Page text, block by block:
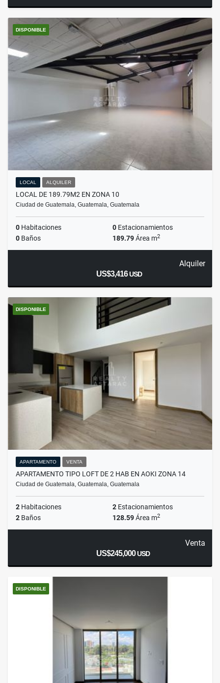
DISPONIBLE
LOCAL ALQUILER
LOCAL DE 189.79M2 EN ZONA 10
Ciudad de Guatemala, Guatemala, Guatemala
0 Habitaciones 0 Estacionamientos
0 Baños 189.79Área m2
Alquiler
US$3,416USD
DISPONIBLE
APARTAMENTO VENTA
APARTAMENTO TIPO LOFT DE 2 HAB EN AOKI ZONA 14
Ciudad de Guatemala, Guatemala, Guatemala
2 Habitaciones 2 Estacionamientos
2 Baños 128.59Área m2
Venta
US$245,000USD
DISPONIBLE